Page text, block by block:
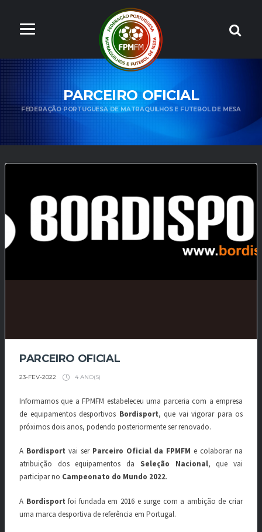
PARCEIRO OFICIAL
FEDERAÇÃO PORTUGUESA DE MATRAQUILHOS E FUTEBOL DE MESA
PARCEIRO OFICIAL
23-FEV-2022 4 ANO(S)
Informamos que a FPMFM estabeleceu uma parceria com a empresa
de equipamentos desportivos Bordisport, que vai vigorar para os
próximos dois anos, podendo posteriormente ser renovado.
A Bordisport vai ser Parceiro Oficial da FPMFM e colaborar na
atribuição dos equipamentos da Seleção Nacional, que vai
participar no Campeonato do Mundo 2022.
A Bordisport foi fundada em 2016 e surge com a ambição de criar
uma marca desportiva de referência em Portugal.